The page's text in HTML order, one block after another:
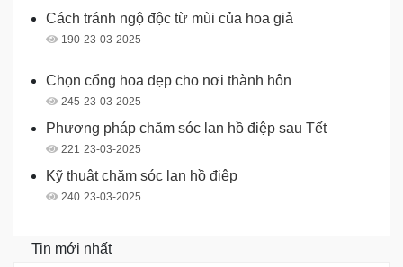
Cách tránh ngộ độc từ mùi của hoa giả
190 23-03-2025
Chọn cổng hoa đẹp cho nơi thành hôn
245 23-03-2025
Phương pháp chăm sóc lan hồ điệp sau Tết
221 23-03-2025
Kỹ thuật chăm sóc lan hồ điệp
240 23-03-2025
Tin mới nhất